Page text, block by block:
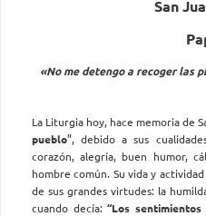
San
«No me detengo a recoger las
La Liturgia hoy, hace memoria de
pueblo”, debido a sus
corazón, alegría, buen humor,
hombre común. Su vida y
de sus grandes virtudes: la
cuando decía:“Los